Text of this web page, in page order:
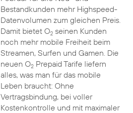
Bestandkunden mehr Highspeed-
Datenvolumen zum gleichen Preis.
Damit bietet O2seinen Kunden
noch mehr mobile Freiheit beim
Streamen, Surfen und Gamen. Die
neuen O2Prepaid Tarife liefern
alles, was man für das mobile
Leben braucht: Ohne
Vertragsbindung, bei voller
Kostenkontrolle und mit maximaler